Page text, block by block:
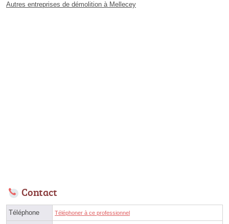
Autres entreprises de démolition à Mellecey
Contact
Téléphone Téléphoner à ce professionnel